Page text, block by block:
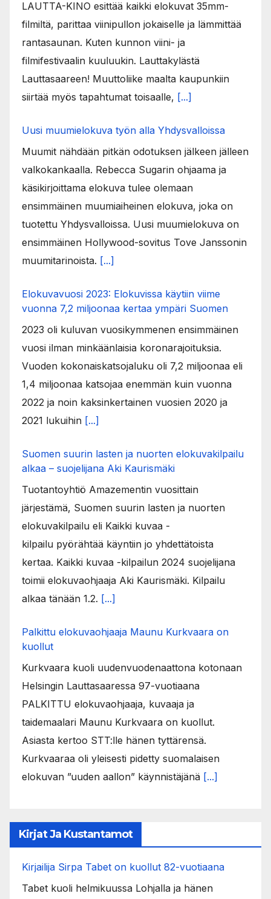
LAUTTA-KINO esittää kaikki elokuvat 35mm-
filmiltä, parittaa viinipullon jokaiselle ja lämmittää
rantasaunan. Kuten kunnon viini- ja
filmifestivaalin kuuluukin. Lauttakylästä
Lauttasaareen! Muuttoliike maalta kaupunkiin
siirtää myös tapahtumat toisaalle, [...]
Uusi muumielokuva työn alla Yhdysvalloissa
Muumit nähdään pitkän odotuksen jälkeen jälleen
valkokankaalla. Rebecca Sugarin ohjaama ja
käsikirjoittama elokuva tulee olemaan
ensimmäinen muumiaiheinen elokuva, joka on
tuotettu Yhdysvalloissa. Uusi muumielokuva on
ensimmäinen Hollywood-sovitus Tove Janssonin
muumitarinoista. [...]
Elokuvavuosi 2023: Elokuvissa käytiin viime
vuonna 7,2 miljoonaa kertaa ympäri Suomen
2023 oli kuluvan vuosikymmenen ensimmäinen
vuosi ilman minkäänlaisia koronarajoituksia.
Vuoden kokonaiskatsojaluku oli 7,2 miljoonaa eli
1,4 miljoonaa katsojaa enemmän kuin vuonna
2022 ja noin kaksinkertainen vuosien 2020 ja
2021 lukuihin [...]
Suomen suurin lasten ja nuorten elokuvakilpailu
alkaa – suojelijana Aki Kaurismäki
Tuotantoyhtiö Amazementin vuosittain
järjestämä, Suomen suurin lasten ja nuorten
elokuvakilpailu eli Kaikki kuvaa -
kilpailu pyörähtää käyntiin jo yhdettätoista
kertaa. Kaikki kuvaa -kilpailun 2024 suojelijana
toimii elokuvaohjaaja Aki Kaurismäki. Kilpailu
alkaa tänään 1.2. [...]
Palkittu elokuvaohjaaja Maunu Kurkvaara on
kuollut
Kurkvaara kuoli uudenvuodenaattona kotonaan
Helsingin Lauttasaaressa 97-vuotiaana
PALKITTU elokuvaohjaaja, kuvaaja ja
taidemaalari Maunu Kurkvaara on kuollut.
Asiasta kertoo STT:lle hänen tyttärensä.
Kurkvaaraa oli yleisesti pidetty suomalaisen
elokuvan ”uuden aallon” käynnistäjänä [...]
Kirjat Ja Kustantamot
Kirjailija Sirpa Tabet on kuollut 82-vuotiaana
Tabet kuoli helmikuussa Lohjalla ja hänen